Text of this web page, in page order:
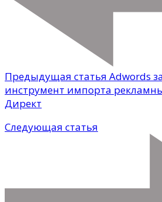
Предыдущая статья Adwords
инструмент импорта
Директ
Следующая статья